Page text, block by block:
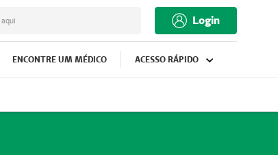
aqui Login
ENCONTRE UM MÉDICO ACESSO RÁPIDO